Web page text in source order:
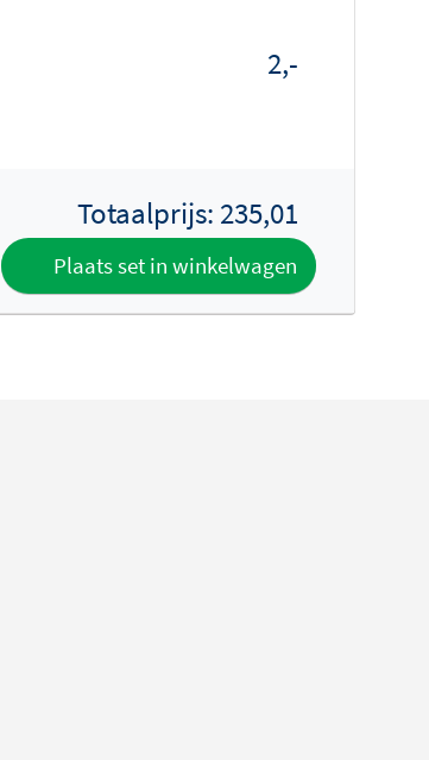
2,-
Totaalprijs: 235,01
Plaats set in winkelwagen